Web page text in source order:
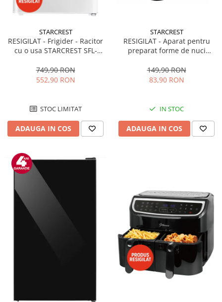
STARCREST
RESIGILAT - Frigider - Racitor
cu o usa STARCREST SFL-
92L, Iluminare interioara,H 83
cm, Alb
749,90 RON
552,90 RON
STOC LIMITAT
ADAUGA IN COS
STARCREST
RESIGILAT - Aparat pentru
preparat forme de nuci
forme, 1400W, Indicator
luminos, Placi antiaderente,
149,90 RON
83,90 RON
IN STOC
ADAUGA IN COS